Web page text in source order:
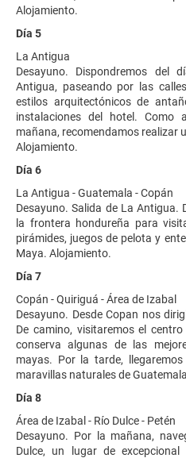
Alojamiento.
Día 5
La Antigua
Desayuno. Dispondremos
Antigua, paseando por las
estilos arquitectónicos de
instalaciones del hotel. Como
mañana, recomendamos realizar
Alojamiento.
Día 6
La Antigua - Guatemala - Copán
Desayuno. Salida de La Antigua.
la frontera hondureña para
pirámides, juegos de pelota y
Maya. Alojamiento.
Día 7
Copán - Quiriguá - Área de Izabal
Desayuno. Desde Copan nos
De camino, visitaremos el
conserva algunas de las
mayas. Por la tarde,
maravillas naturales de
Día 8
Área de Izabal - Río Dulce - Petén
Desayuno. Por la mañana,
Dulce, un lugar de excepcional